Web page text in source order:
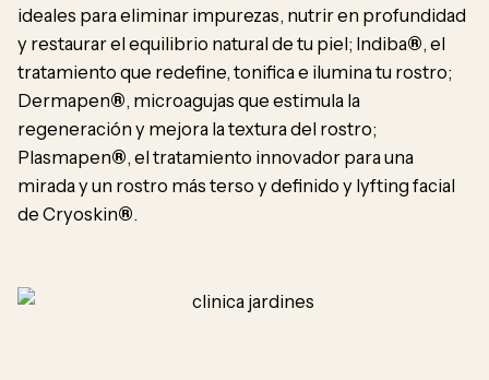
ideales para eliminar impurezas, nutrir en profundidad
y restaurar el equilibrio natural de tu piel; Indiba®, el
tratamiento que redefine, tonifica e ilumina tu rostro;
Dermapen®, microagujas que estimula la
regeneración y mejora la textura del rostro;
Plasmapen®, el tratamiento innovador para una
mirada y un rostro más terso y definido y lyfting facial
de Cryoskin®.